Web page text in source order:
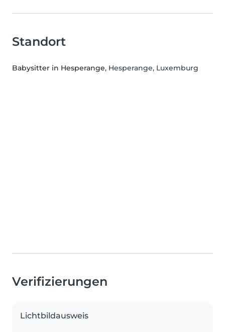
Standort
Babysitter in Hesperange, Hesperange, Luxemburg
Verifizierungen
Lichtbildausweis